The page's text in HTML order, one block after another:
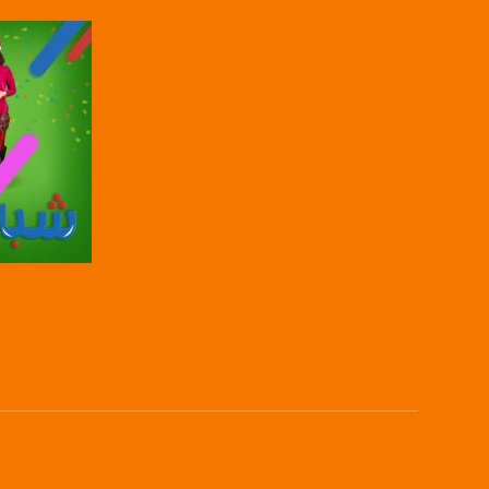
بريد الكتروني:
للتفاعل:
الموقع الالكتروني:
فيسبوك:
musawachannel
بينترست: